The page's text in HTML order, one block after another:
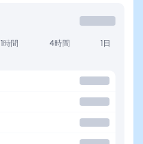
1時間 4時間 1日